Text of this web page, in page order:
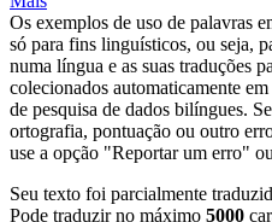
Os exemplos de uso de palavras
só para fins linguísticos, ou seja,
numa língua e as suas traduções
colecionados automaticamente
de pesquisa de dados bilíngues.
ortografia, pontuação ou outro
use a opção "Reportar um erro" ou
Seu texto foi parcialmente
Pode traduzir no máximo 5000